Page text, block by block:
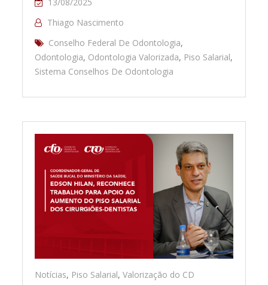
Thiago Nascimento
Conselho Federal De Odontologia,
Odontologia, Odontologia Valorizada, Piso Salarial,
Sistema Conselhos De Odontologia
Notícias, Piso Salarial,Valorização do CD